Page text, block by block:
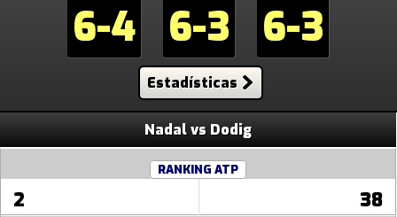
Nadal vs Dodig
RANKING ATP
2 38
6-4 6-3 6-3
Estadísticas